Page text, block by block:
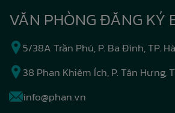
VĂN PHÒNG ĐĂNG KÝ
5/38A Trần Phú, P. Ba Đình, TP.
38 Phan Khiêm Ích, P. Tân Hưng,
info@phan.vn